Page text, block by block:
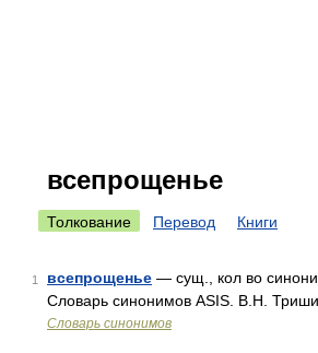
всепрощенье
Толкование Перевод Книги
1 всепрощенье — сущ., кол во
Словарь синонимов ASIS. В.Н.
Словарь синонимов